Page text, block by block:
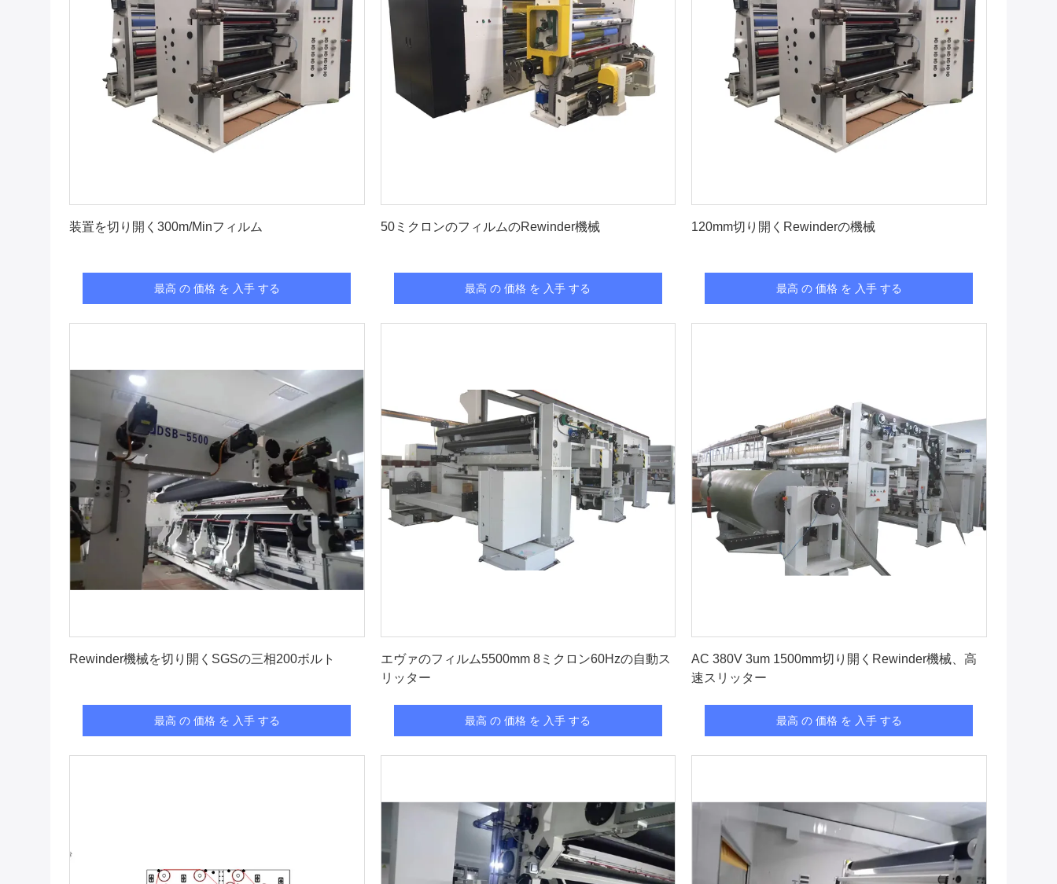
装置を切り開く300m/Minフィルム
最高 の 価格 を 入手 する
50ミクロンのフィルムのRewinder機械
最高 の 価格 を 入手 する
120mm切り開くRewinderの機械
最高 の 価格 を 入手 する
Rewinder機械を切り開くSGSの三相200ボルト
最高 の 価格 を 入手 する
エヴァのフィルム5500mm 8ミクロン60Hzの自動ス
リッター
最高 の 価格 を 入手 する
AC 380V 3um 1500mm切り開くRewinder機械、高
速スリッター
最高 の 価格 を 入手 する